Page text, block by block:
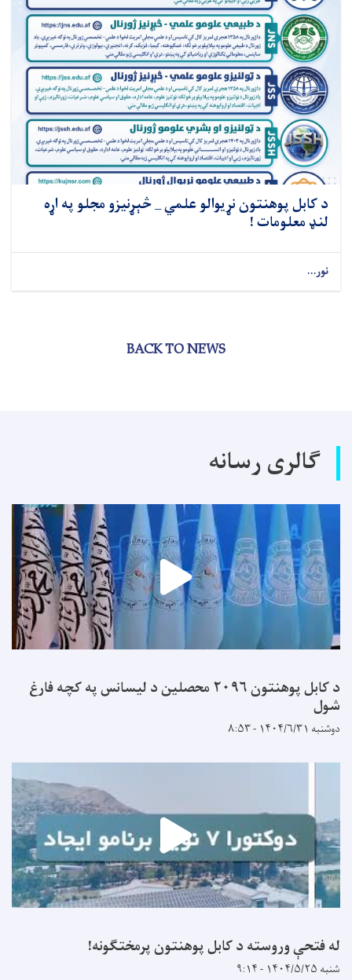
د کابل پوهنتون نړیوالو علمي _ څېړنیزو مجلو په اړه
لنډ معلومات !
نور...
BACK TO NEWS
گالری رسانه
د کابل پوهنتون ۲۰۹۶ محصلین د لیسانس په کچه فارغ
شول
دوشنبه ۱۴۰۴/۶/۳۱ - ۸:۵۳
له فتحې وروسته د کابل پوهنتون پرمختګونه!
شنبه ۱۴۰۴/۵/۲۵ - ۹:۱۴